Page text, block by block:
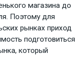
магазина до
Поэтому для
рынках приход
подготовиться
который